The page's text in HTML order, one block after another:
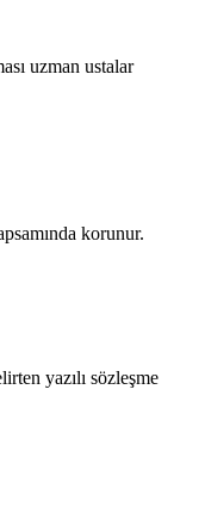
uzman ustalar
korunur.
yazılı sözleşme